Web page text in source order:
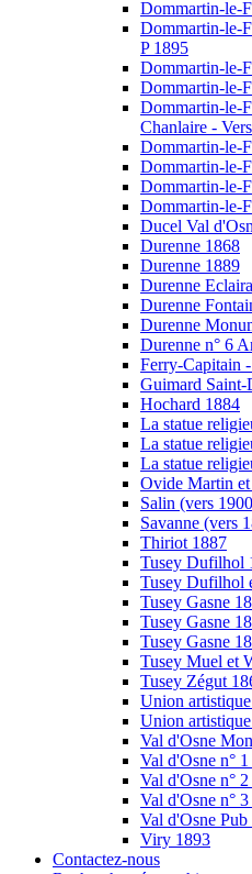
Dommartin-le-
Dommartin-le-
P 1895
Dommartin-le-
Dommartin-le-
Dommartin-le-
Chanlaire -
Dommartin-le-
Dommartin-le-
Dommartin-le-
Dommartin-le-
Ducel Val
Durenne 1868
Durenne 1889
Durenne
Durenne
Durenne
Durenne n° 6
Ferry-Capitain
Guimard Saint-
Hochard 1884
La statue
La statue
La statue
Ovide Martin
Salin (vers
Savanne (vers
Thiriot 1887
Tusey Dufilhol
Tusey Dufilhol
Tusey Gasne
Tusey Gasne
Tusey Gasne
Tusey Muel et
Tusey Zégut
Union
Union
Val d'Osne
Val d'Osne n°
Val d'Osne n°
Val d'Osne n°
Val d'Osne Pub
Viry 1893
Contactez-nous